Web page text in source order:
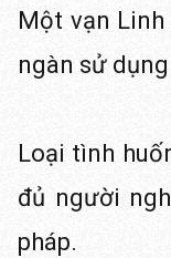
Một vạn
ngàn sử
Loại tình
đủ người
pháp.